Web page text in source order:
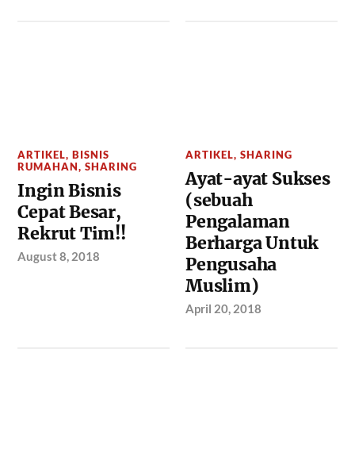
ARTIKEL,BISNIS
RUMAHAN,SHARING
Ingin Bisnis
Cepat Besar,
Rekrut Tim!!
August 8, 2018
ARTIKEL,SHARING
Ayat-ayat Sukses
(sebuah
Pengalaman
Berharga Untuk
Pengusaha
Muslim)
April 20, 2018